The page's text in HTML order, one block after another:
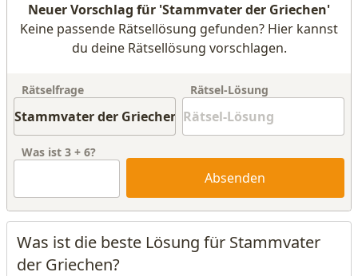
Neuer Vorschlag für 'Stammvater der Griechen'
Keine passende Rätsellösung gefunden? Hier kannst
du deine Rätsellösung vorschlagen.
Rätselfrage Rätsel-Lösung
Was ist 3 + 6?
Absenden
Was ist die beste Lösung für Stammvater
der Griechen?